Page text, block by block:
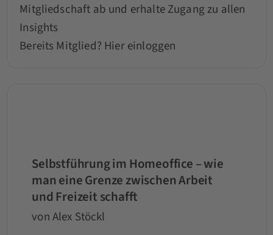
Mitgliedschaft ab und erhalte Zugang zu allen
Insights
Bereits Mitglied? Hier einloggen
Selbstführung im Homeoffice – wie
man eine Grenze zwischen Arbeit
und Freizeit schafft
von Alex Stöckl